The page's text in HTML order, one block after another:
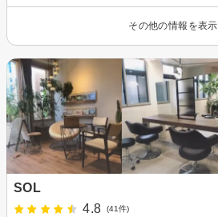
その他の情報を表示
SOL
4.8
(41件)